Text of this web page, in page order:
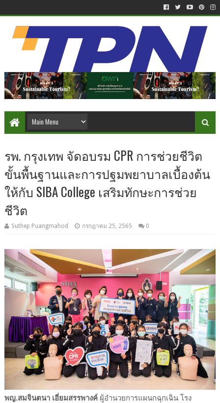
รพ. กรุงเทพ จัดอบรม CPR การช่วยชีวิต
ขั้นพื้นฐานและการปฐมพยาบาลเบื้องต้น
ให้กับ SIBA College เสริมทักษะการช่วย
ชีวิต
Suthep Puangmahod กรกฎาคม 25, 2565 0
พญ.สมจินตนา เอี่ยมสรรพางค์ผู้อำนวยการแผนกฉุกเฉิน โรง